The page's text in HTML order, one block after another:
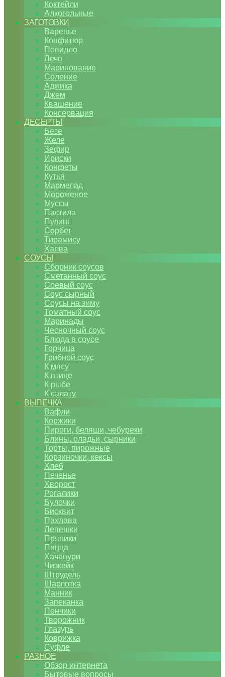
Коктейли
Алкогольные
ЗАГОТОВКИ
Варенье
Конфитюр
Повидло
Лечо
Маринование
Соление
Аджика
Джем
Квашение
Консервация
ДЕСЕРТЫ
Безе
Желе
Зефир
Ириски
Конфеты
Кутья
Мармелад
Мороженое
Муссы
Пастила
Пудинг
Сорбет
Тирамису
Халва
СОУСЫ
Сборник соусов
Сметанный соус
Соевый соус
Соус сырный
Соусы на зиму
Томатный соус
Маринады
Чесночный соус
Блюда в соусе
Горчица
Грибной соус
К мясу
К птице
К рыбе
К салату
ВЫПЕЧКА
Вафли
Коржики
Пироги, беляши, чебуреки
Блины, оладьи, сырники
Торты, пирожные
Корзиночки, кексы
Хлеб
Печенье
Хворост
Рогалики
Булочки
Бисквит
Пахлава
Лепешки
Пряники
Пицца
Хачапури
Чизкейк
Штрудель
Шарлотка
Манник
Запеканка
Пончики
Творожник
Глазурь
Коврижка
Суфле
РАЗНОЕ
Обзор интернета
Бытовые вопросы